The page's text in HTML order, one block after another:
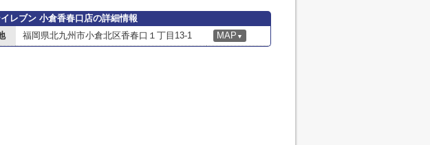
レブン 小倉香春口店の詳細情報
福岡県北九州市小倉北区香春口１丁目13-1 MAP ▼